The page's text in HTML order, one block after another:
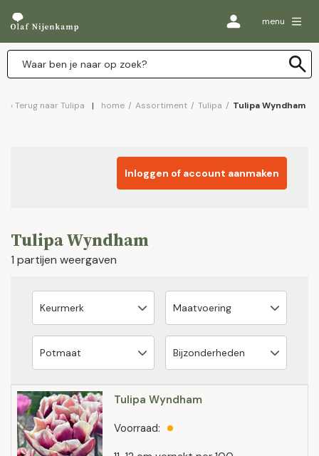
menu
Terug naar Tulipa home / Assortiment / Tulipa / Tulipa Wyndham
Inloggen of account aanmaken
Tulipa Wyndham
1 partijen weergaven
Tulipa Wyndham
Voorraad: